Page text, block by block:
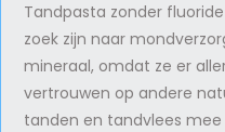
Tandpasta zonder
zoek zijn naar
mineraal, omdat ze er
vertrouwen op andere
tanden en tandvlees mee